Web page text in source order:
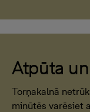
Atpūta
Torņakalnā
minūtēs varēsiet